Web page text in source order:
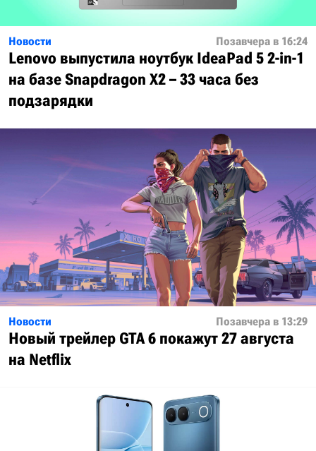
Новости Позавчера в 16:24
Lenovo выпустила ноутбук IdeaPad 5 2-in-1
на базе Snapdragon X2 – 33 часа без
подзарядки
Новости Позавчера в 13:29
Новый трейлер GTA 6 покажут 27 августа
на Netflix